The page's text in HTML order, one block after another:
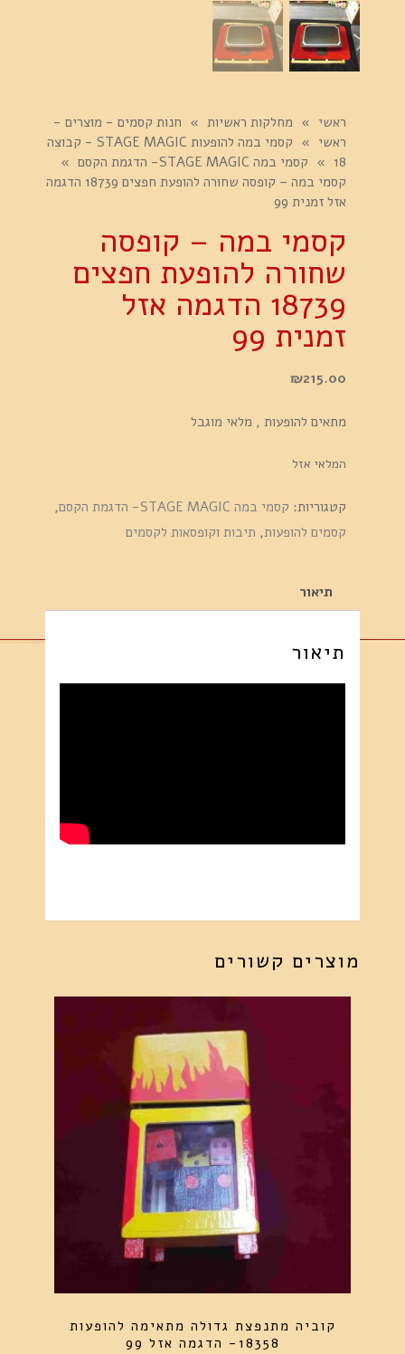
ראשי » מחלקות ראשיות » חנות קסמים - מוצרים -
ראשי »
קסמי במה להופעות STAGE MAGIC - קבוצה
18
» קסמי במה STAGE MAGIC- הדגמת הקסם
»
קסמי במה – קופסה שחורה להופעת חפצים 18739 הדגמה
אזל זמנית 99
קסמי במה – קופסה
שחורה להופעת חפצים
18739 הדגמה אזל
זמנית 99
₪215.00
מתאים להופעות , מלאי מוגבל
המלאי אזל
קטגוריות: קסמי במה STAGE MAGIC- הדגמת הקסם
,
קסמים להופעות, תיבות וקופסאות לקסמים
תיאור
תיאור
מוצרים קשורים
קוביה מתנפצת גדולה מתאימה להופעות
18358- הדגמה אזל 99